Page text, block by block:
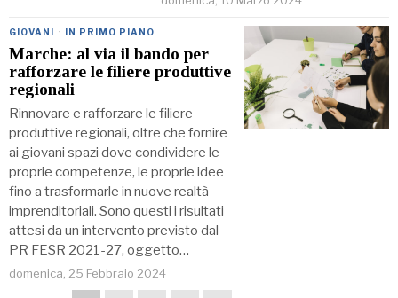
GIOVANI · IN PRIMO PIANO
Marche: al via il bando per
rafforzare le filiere produttive
regionali
Rinnovare e rafforzare le filiere
produttive regionali, oltre che fornire
ai giovani spazi dove condividere le
proprie competenze, le proprie idee
fino a trasformarle in nuove realtà
imprenditoriali. Sono questi i risultati
attesi da un intervento previsto dal
PR FESR 2021-27, oggetto…
domenica, 25 Febbraio 2024